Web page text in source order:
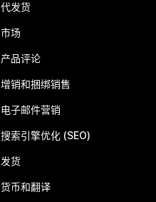
代发货
市场
产品评论
增销和捆绑销售
电子邮件营销
搜索引擎优化 (SEO)
发货
货币和翻译